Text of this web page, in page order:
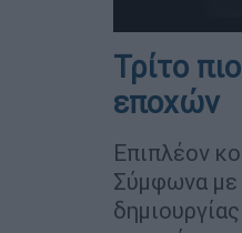
Τρίτο
εποχών
Επιπλέον
Σύμφωνα με